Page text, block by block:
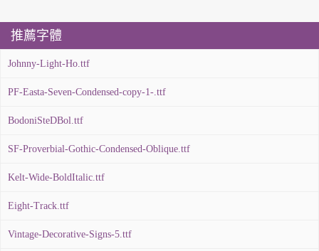
推薦字體
Johnny-Light-Ho.ttf
PF-Easta-Seven-Condensed-copy-1-.ttf
BodoniSteDBol.ttf
SF-Proverbial-Gothic-Condensed-Oblique.ttf
Kelt-Wide-BoldItalic.ttf
Eight-Track.ttf
Vintage-Decorative-Signs-5.ttf